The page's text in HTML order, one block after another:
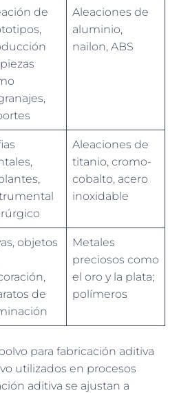
de
Aleaciones de
aluminio,
nailon, ABS
Aleaciones de
titanio, cromo-
cobalto, acero
inoxidable
objetos
de
Metales
preciosos como
el oro y la plata;
polímeros
para fabricación aditiva
utilizados en procesos
aditiva se ajustan a